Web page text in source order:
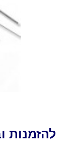
להזמנות